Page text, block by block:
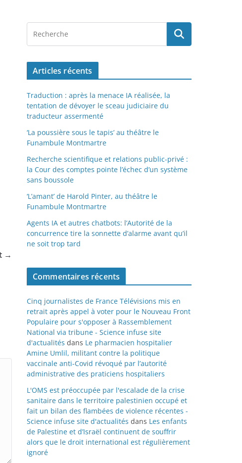
→
Articles récents
Traduction : après la menace IA réalisée, la
tentation de dévoyer le sceau judiciaire du
traducteur assermenté
‘La poussière sous le tapis’ au théâtre le
Funambule Montmartre
Recherche scientifique et relations public-privé :
la Cour des comptes pointe l’échec d’un système
sans boussole
‘L’amant’ de Harold Pinter, au théâtre le
Funambule Montmartre
Agents IA et autres chatbots: l’Autorité de la
concurrence tire la sonnette d’alarme avant qu’il
ne soit trop tard
Commentaires récents
Cinq journalistes de France Télévisions mis en
retrait après appel à voter pour le Nouveau Front
Populaire pour s'opposer à Rassemblement
National via tribune - Science infuse site
d'actualités dans Le pharmacien hospitalier
Amine Umlil, militant contre la politique
vaccinale anti-Covid révoqué par l’autorité
administrative des praticiens hospitaliers
L'OMS est préoccupée par l'escalade de la crise
sanitaire dans le territoire palestinien occupé et
fait un bilan des flambées de violence récentes -
Science infuse site d'actualités dans Les enfants
de Palestine et d’Israël continuent de souffrir
alors que le droit international est régulièrement
ignoré